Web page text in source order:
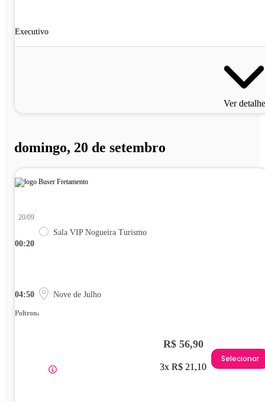
Executivo
Ver
domingo, 20 de setembro
00:20
20/09
Sala VIP Nogueira Turismo
04:50 Nove de Julho
Poltrona
R$ 56,90
3x R$ 21,10
Selecionar